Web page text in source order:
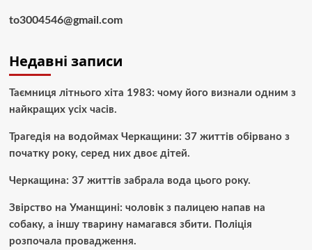
to3004546@gmail.com
Недавні записи
Таємниця літнього хіта 1983: чому його визнали одним з
найкращих усіх часів.
Трагедія на водоймах Черкащини: 37 життів обірвано з
початку року, серед них двоє дітей.
Черкащина: 37 життів забрала вода цього року.
Звірство на Уманщині: чоловік з палицею напав на
собаку, а іншу тварину намагався збити. Поліція
розпочала провадження.